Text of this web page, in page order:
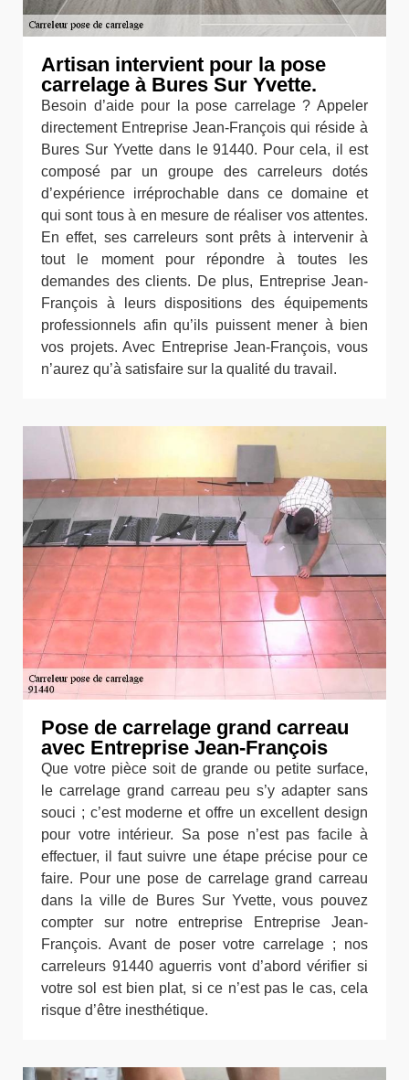
Artisan intervient pour la pose
carrelage à Bures Sur Yvette.
Besoin d’aide pour la pose carrelage ? Appeler
directement Entreprise Jean-François qui réside à
Bures Sur Yvette dans le 91440. Pour cela, il est
composé par un groupe des carreleurs dotés
d’expérience irréprochable dans ce domaine et
qui sont tous à en mesure de réaliser vos attentes.
En effet, ses carreleurs sont prêts à intervenir à
tout le moment pour répondre à toutes les
demandes des clients. De plus, Entreprise Jean-
François à leurs dispositions des équipements
professionnels afin qu’ils puissent mener à bien
vos projets. Avec Entreprise Jean-François, vous
n’aurez qu’à satisfaire sur la qualité du travail.
Pose de carrelage grand carreau
avec Entreprise Jean-François
Que votre pièce soit de grande ou petite surface,
le carrelage grand carreau peu s’y adapter sans
souci ; c’est moderne et offre un excellent design
pour votre intérieur. Sa pose n’est pas facile à
effectuer, il faut suivre une étape précise pour ce
faire. Pour une pose de carrelage grand carreau
dans la ville de Bures Sur Yvette, vous pouvez
compter sur notre entreprise Entreprise Jean-
François. Avant de poser votre carrelage ; nos
carreleurs 91440 aguerris vont d’abord vérifier si
votre sol est bien plat, si ce n’est pas le cas, cela
risque d’être inesthétique.